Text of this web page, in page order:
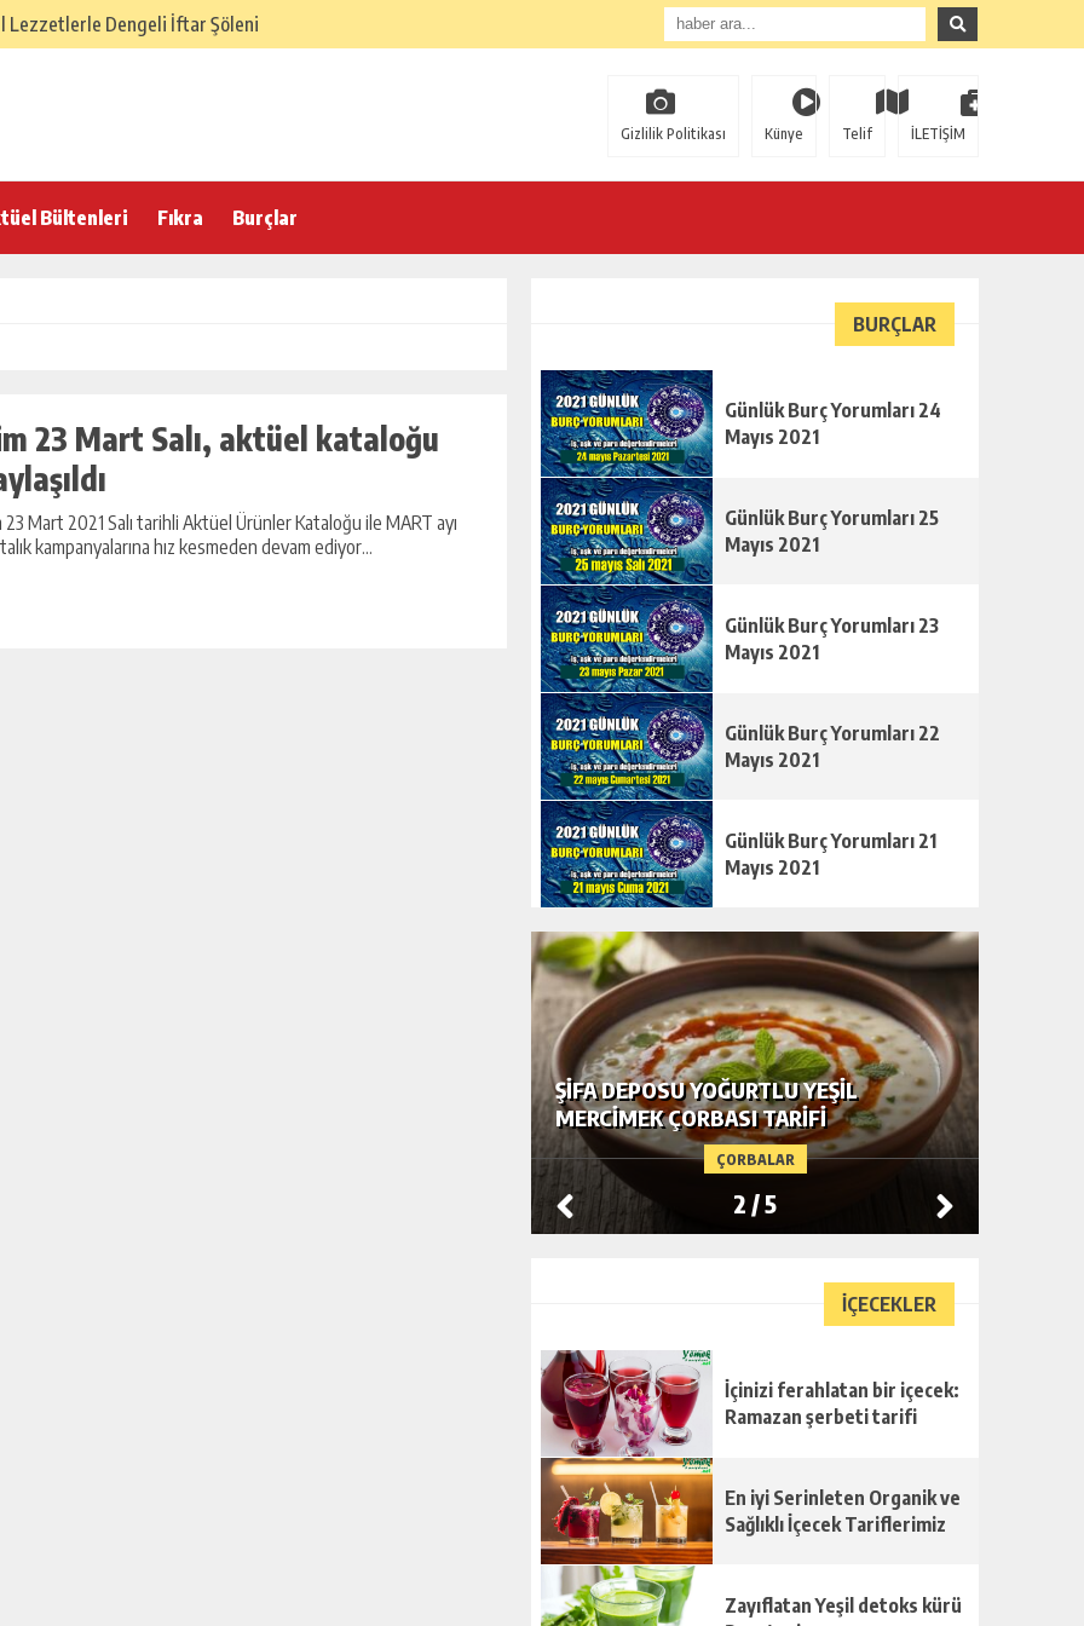
Lezzetlerle Dengeli İftar Şöleni
ve Dengeli İftar Sofrası
Gizlilik Politikası Künye Telif İLETİŞİM
Bültenleri Fıkra Burçlar
23 Mart Salı, aktüel kataloğu
23 Mart 2021 Salı tarihli Aktüel Ürünler Kataloğu ile MART ayı
kampanyalarına hız kesmeden devam ediyor...
BURÇLAR
Günlük Burç Yorumları 24
Mayıs 2021
Günlük Burç Yorumları 25
Mayıs 2021
Günlük Burç Yorumları 23
Mayıs 2021
Günlük Burç Yorumları 22
Mayıs 2021
Günlük Burç Yorumları 21
Mayıs 2021
ÇORBALAR
ŞIFA DEPOSU YOĞURTLU YEŞIL
MERCIMEK ÇORBASI TARIFI
2 /5
İÇECEKLER
İçinizi ferahlatan bir içecek:
Ramazan şerbeti tarifi
En iyi Serinleten Organik ve
Sağlıklı İçecek Tariflerimiz
Zayıflatan Yeşil detoks kürü